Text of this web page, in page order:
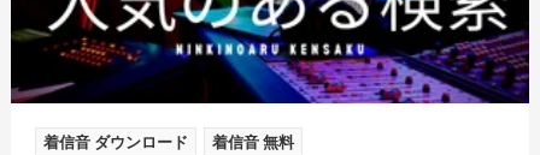
着信音 ダウンロード 着信音 無料